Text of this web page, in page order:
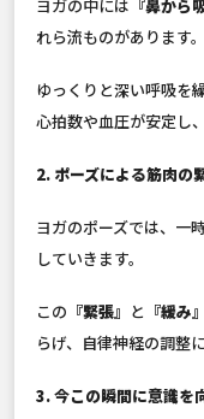
ヨガの中には 『鼻か
れら流ものがあります。
ゆっくりと深い呼吸を
心拍数や血圧が安定し
2. ポーズによる筋肉の
ヨガのポーズでは、一
していきます。
この 『緊張』 と 『緩み』
らげ、自律神経の調整
3. 今この瞬間に意識を